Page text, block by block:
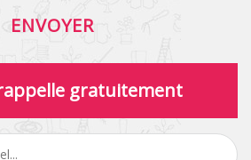
gratuitement